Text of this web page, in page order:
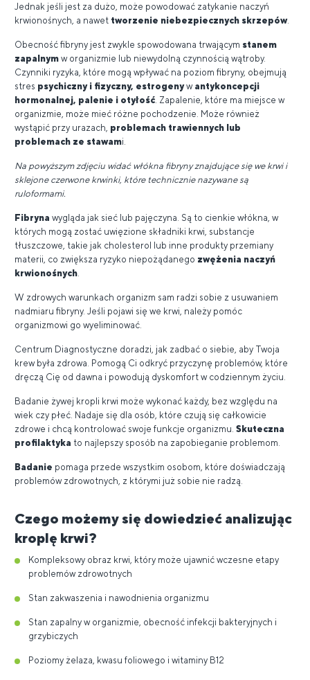
Jednak jeśli jest za dużo, może powodować zatykanie naczyń
krwionośnych, a nawet tworzenie niebezpiecznych skrzepów.
Obecność fibryny jest zwykle spowodowana trwającym stanem
zapalnym w organizmie lub niewydolną czynnością wątroby.
Czynniki ryzyka, które mogą wpływać na poziom fibryny, obejmują
stres psychiczny i fizyczny, estrogenyw antykoncepcji
hormonalnej, palenie i otyłość . Zapalenie, które ma miejsce w
organizmie, może mieć różne pochodzenie. Może również
wystąpić przy urazach, problemach trawiennych lub
problemach ze stawami.
Na powyższym zdjęciu widać włókna fibryny znajdujące się we krwi i
sklejone czerwone krwinki, które technicznie nazywane są
ruloformami.
Fibryna wygląda jak sieć lub pajęczyna. Są to cienkie włókna, w
których mogą zostać uwięzione składniki krwi, substancje
tłuszczowe, takie jak cholesterol lub inne produkty przemiany
materii, co zwiększa ryzyko niepożądanego zwężenia naczyń
krwionośnych
W zdrowych warunkach organizm sam radzi sobie z usuwaniem
nadmiaru fibryny. Jeśli pojawi się we krwi, należy pomóc
organizmowi go wyeliminować.
Centrum Diagnostyczne doradzi, jak zadbać o siebie, aby Twoja
krew była zdrowa. Pomogą Ci odkryć przyczynę problemów, które
dręczą Cię od dawna i powodują dyskomfort w codziennym życiu.
Badanie żywej kropli krwi może wykonać każdy, bez względu na
wiek czy płeć. Nadaje się dla osób, które czują się całkowicie
zdrowe i chcą kontrolować swoje funkcje organizmu. Skuteczna
profilaktyka to najlepszy sposób na zapobieganie problemom.
Badanie pomaga przede wszystkim osobom, które doświadczają
problemów zdrowotnych, z którymi już sobie nie radzą.
Czego możemy się dowiedzieć analizując
kroplę krwi?
Kompleksowy obraz krwi, który może ujawnić wczesne etapy
problemów zdrowotnych
Stan zakwaszenia i nawodnienia organizmu
Stan zapalny w organizmie, obecność infekcji bakteryjnych i
grzybiczych
Poziomy żelaza, kwasu foliowego i witaminy B12